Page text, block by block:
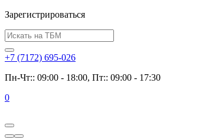
Зарегистрироваться
+7 (7172) 695-026
Пн-Чт:: 09:00 - 18:00, Пт:: 09:00 - 17:30
0